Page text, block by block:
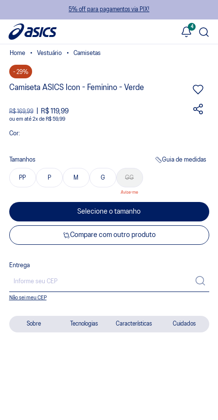
5% off para pagamentos via PIX!
4
Sobre Tecnologias Características Cuidados
Vestuário Camisetas
- 29%
Camiseta ASICS Icon - Feminino - Verde
R$ 169,99 R$ 119,99
ou 2xde R$ 59,99
Cor:
Tamanhos Guia de medidas
PP P M G GG
Selecione o tamanho
Compare com outro produto
Entrega
Não sei meu CEP